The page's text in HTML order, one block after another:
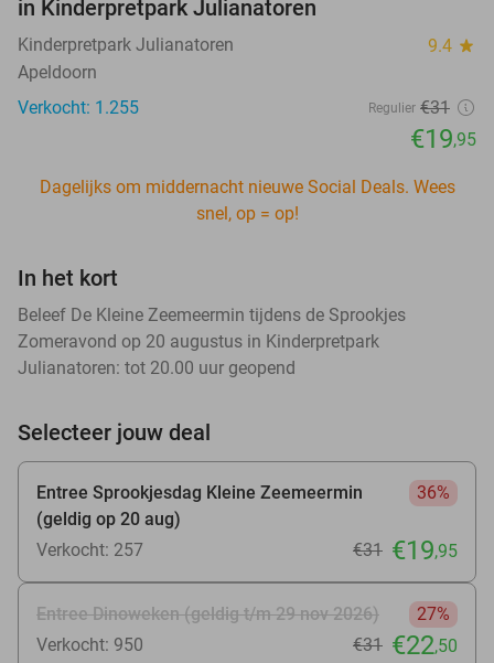
in Kinderpretpark Julianatoren
Kinderpretpark Julianatoren 9.4 star
Apeldoorn
Verkocht: 1.255
Regulier €31
€19,95
Dagelijks om middernacht nieuwe Social Deals. Wees
snel, op = op!
In het kort
Beleef De Kleine Zeemeermin tijdens de Sprookjes
Zomeravond op 20 augustus in Kinderpretpark
Julianatoren: tot 20.00 uur geopend
Selecteer jouw deal
Entree Sprookjesdag Kleine Zeemeermin
(geldig op 20 aug)
36%
Verkocht: 257 €31 €19,95
Entree Dinoweken (geldig t/m 29 nov 2026)
27%
Verkocht: 950
€31 €22,50